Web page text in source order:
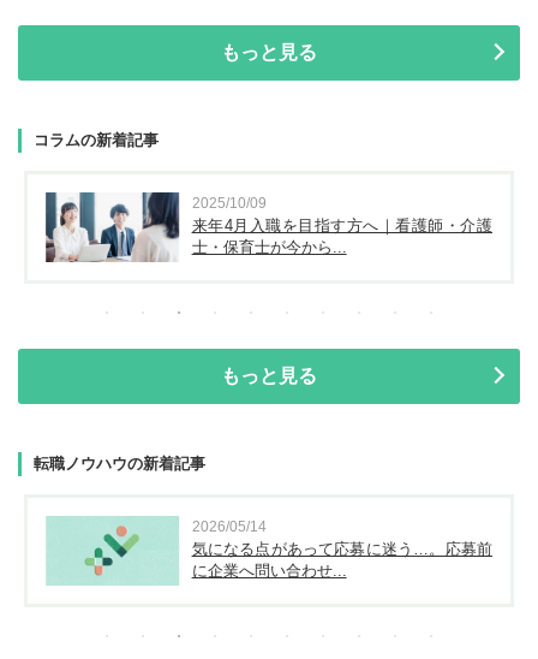
もっと見る
コラムの新着記事
2025/10/09
来年4月入職を目指す方へ｜看護師・介護
士・保育士が今から...
もっと見る
転職ノウハウの新着記事
2026/05/14
気になる点があって応募に迷う…。応募前
に企業へ問い合わせ...